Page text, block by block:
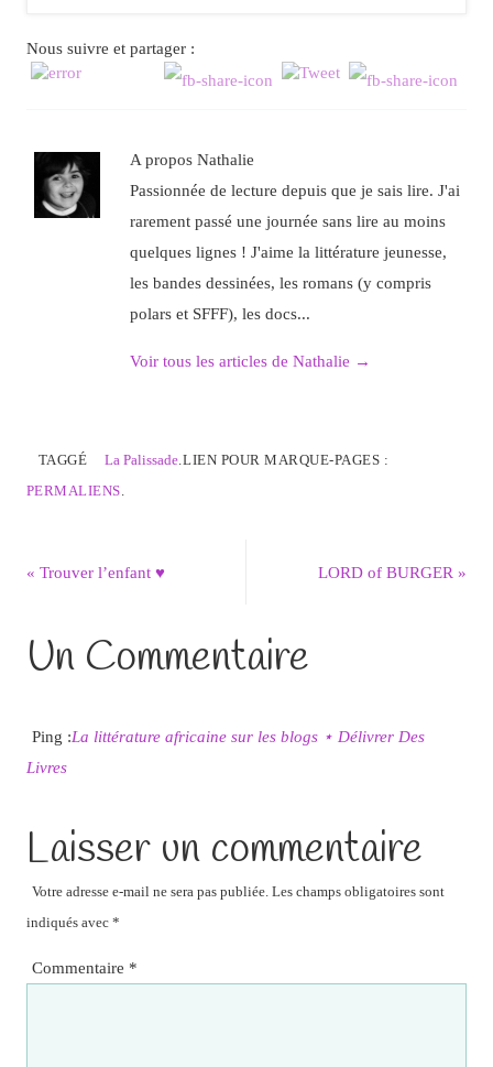
Nous suivre et partager :
A propos Nathalie
Passionnée de lecture depuis que je sais lire. J'ai
rarement passé une journée sans lire au moins
quelques lignes ! J'aime la littérature jeunesse,
les bandes dessinées, les romans (y compris
polars et SFFF), les docs...
Voir tous les articles de Nathalie →
TAGGÉ La Palissade.LIEN POUR MARQUE-PAGES :
PERMALIENS.
« Trouver l’enfant ♥ LORD of BURGER»
Un Commentaire
Ping :La littérature africaine sur les blogs ⋆ Délivrer Des
Livres
Laisser un commentaire
Votre adresse e-mail ne sera pas publiée. Les champs obligatoires sont
indiqués avec *
Commentaire *